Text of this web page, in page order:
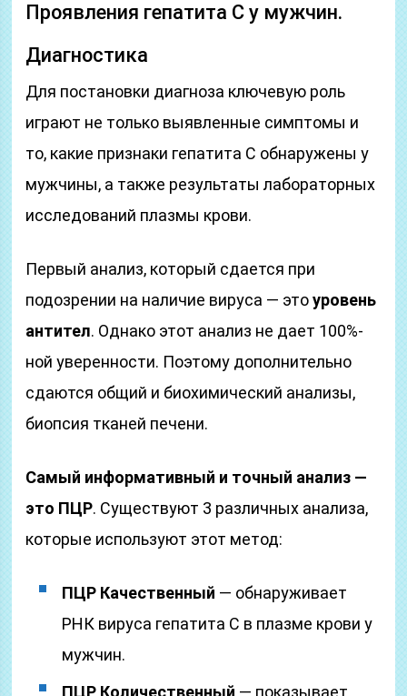
Проявления гепатита С у мужчин.
Диагностика
Для постановки диагноза ключевую роль
играют не только выявленные симптомы и
то, какие признаки гепатита С обнаружены у
мужчины, а также результаты лабораторных
исследований плазмы крови.
Первый анализ, который сдается при
подозрении на наличие вируса — этоуровень
антител. Однако этот анализ не дает 100%-
ной уверенности. Поэтому дополнительно
сдаются общий и биохимический анализы,
биопсия тканей печени.
Самый информативный и точный анализ —
это ПЦР. Существуют 3 различных анализа,
которые используют этот метод:
ПЦР Качественный — обнаруживает
РНК вируса гепатита С в плазме крови у
мужчин.
ПЦР Количественный — показывает